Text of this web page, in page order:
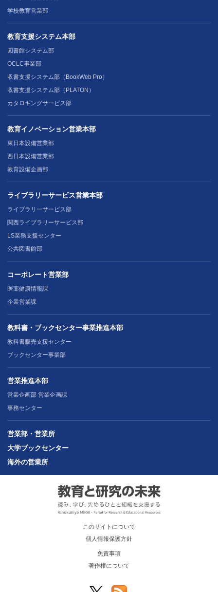
学校教育営業部
教育支援システム本部
図書館システム部
OCLC事業部
収書支援システム部（BookWeb Pro）
収書支援システム部（PLATON）
カタロギングサービス部
教育イノベーション営業本部
東日本設備営業部
西日本設備営業部
教育設備企画部
ライブラリーサービス営業本部
ライブラリーサービス部
関西ライブラリーサービス部
LS業務支援センター
公共図書館部
コーポレート営業部
医薬健康情報課
企業営業課
教科書・ブックセンター事業推進本部
教科書販売支援センター
ブックセンター事業部
営業推進本部
営業企画部 営業企画課
事務センター
営業部・営業所
大学ブックセンター
海外の営業所
このサイトについて
個人情報保護方針
免責事項
著作権について